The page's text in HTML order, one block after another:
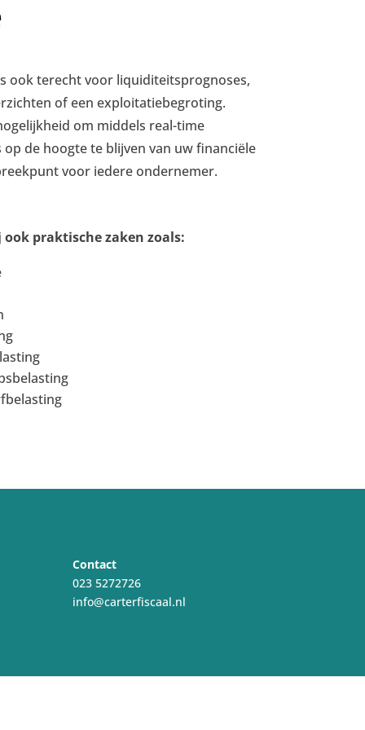
ook terecht voor liquiditeitsprognoses,
of een exploitatiebegroting.
om middels real-time
de hoogte te blijven van uw financiële
voor iedere ondernemer.
praktische zaken zoals:
Contact
023 5272726
info@carterfiscaal.nl